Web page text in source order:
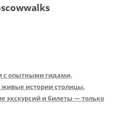
с опытными гидами,
истории столицы.
экскурсий и билеты — только